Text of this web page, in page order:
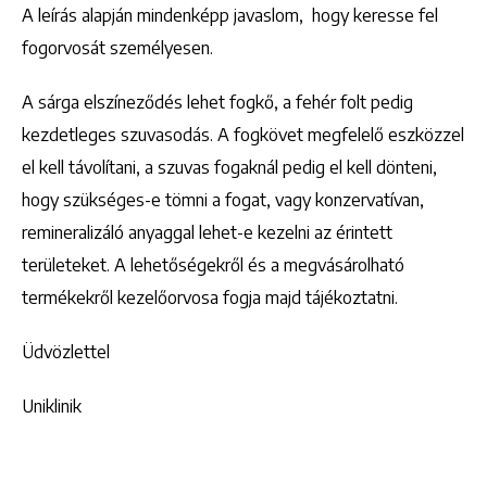
A leírás alapján mindenképp javaslom, hogy keresse fel
fogorvosát személyesen.
A sárga elszíneződés lehet fogkő, a fehér folt pedig
kezdetleges szuvasodás. A fogkövet megfelelő eszközzel
el kell távolítani, a szuvas fogaknál pedig el kell dönteni,
hogy szükséges-e tömni a fogat, vagy konzervatívan,
remineralizáló anyaggal lehet-e kezelni az érintett
területeket. A lehetőségekről és a megvásárolható
termékekről kezelőorvosa fogja majd tájékoztatni.
Üdvözlettel
Uniklinik